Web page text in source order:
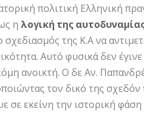
πολιτική Ελληνική
η λογική της
της Κ.Α να
Αυτό φυσικά δεν
ανοικτή. Ο δε Αν.
τον δικό της σχεδόν
σε εκείνη την ιστορική